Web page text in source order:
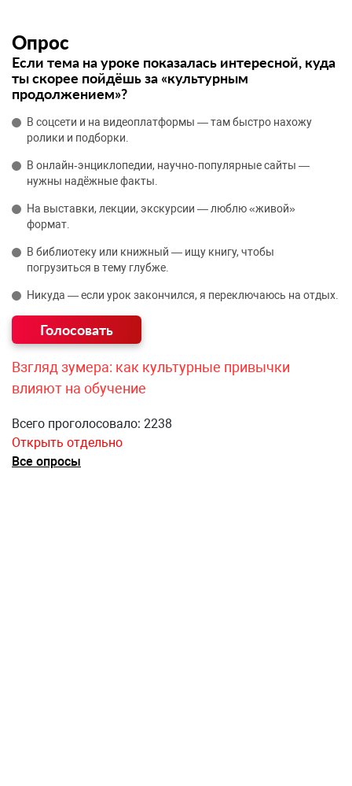
Опрос
Если тема на уроке показалась интересной, куда
ты скорее пойдёшь за «культурным
продолжением»?
В соцсети и на видеоплатформы — там быстро нахожу
ролики и подборки.
В онлайн‑энциклопедии, научно‑популярные сайты —
нужны надёжные факты.
На выставки, лекции, экскурсии — люблю «живой»
формат.
В библиотеку или книжный — ищу книгу, чтобы
погрузиться в тему глубже.
Никуда — если урок закончился, я переключаюсь на отдых.
Взгляд зумера: как культурные привычки
влияют на обучение
Всего проголосовало: 2238
Открыть отдельно
Все опросы